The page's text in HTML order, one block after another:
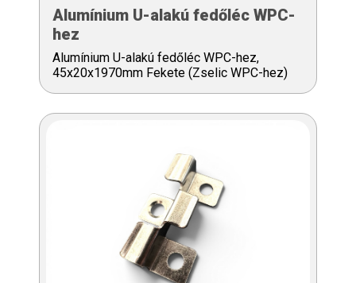
Alumínium U-alakú fedőléc WPC-
hez
Alumínium U-alakú fedőléc WPC-hez,
45x20x1970mm Fekete (Zselic WPC-hez)